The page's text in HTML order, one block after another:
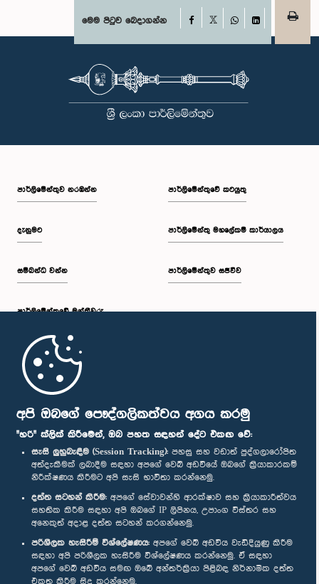
අපි ඔබගේ පෞද්ගලිකත්වය අගය කරමු
"හරි" ක්ලික් කිරීමෙන්, ඔබ පහත සඳහන් දේට එකඟ වේ:
සැසි ලුහුබැඳීම (Session Tracking): පහසු සහ වඩාත් පුද්ගලාරෝපිත
අත්දැකීමක් ලබාදීම සඳහා අපගේ වෙබ් අඩවියේ ඔබගේ ක්‍රියාකාරකම්
නිරීක්ෂණය කිරීමට අපි සැසි භාවිතා කරන්නෙමු.
දත්ත සටහන් කිරීම: අපගේ සේවාවන්හි ආරක්ෂාව සහ ක්‍රියාකාරීත්වය
සහතික කිරීම සඳහා අපි ඔබගේ IP ලිපිනය, උපාංග විස්තර සහ
අනෙකුත් අදාළ දත්ත සටහන් කරගන්නෙමු.
පරිශීලක හැසිරීම් විශ්ලේෂණය: අපගේ වෙබ් අඩවිය වැඩිදියුණු කිරීම
සඳහා අපි පරිශීලක හැසිරීම විශ්ලේෂණය කරන්නෙමු. ඒ සඳහා
අපගේ වෙබ් අඩවිය සමඟ ඔබේ අන්තර්ක්‍රියා පිළිබඳ නිර්නාමික දත්ත
එකතු කිරීම සිදු කරන්නෙමු.
මෙම පිටුව බෙදාගන්න Facebook
WhatsAppLinkedIn
පාර්ලි‌මේන්තුව නරඹන්න
දැනුමට
සම්බන්ධ වන්න
පාර්ලි‌මේන්තුවේ මන්ත්‍රීවරු
මුල් පිටුව
පාර්ලිමේන්තුවේ කටයුතු
පාර්ලිමේන්තු මහලේකම් කාර්යාලය
පාර්ලිමේන්තුව සජීවීව
පාර්ලිමේන්තු ජංගම යෙදුම
අප හා සම්බන්ධ වී සිටින්න :
සම්මාන
පෞද්ගලිකත්ව ප්‍රතිපත්තිය